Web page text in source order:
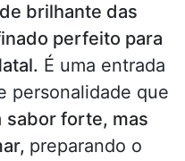
brilhante das
perfeito para
É uma entrada
personalidade que
sabor forte, mas
preparando o